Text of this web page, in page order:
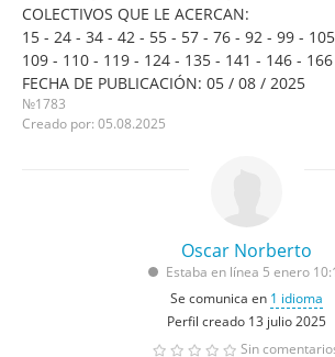
COLECTIVOS QUE LE ACERCAN:
15 - 24 - 34 - 42 - 55 - 57 - 76 - 92 - 99 -
109 - 110 - 119 - 124 - 135 - 141 - 146 -
FECHA DE PUBLICACIÓN: 05 / 08 / 2025
№1783
Creado por: 05.08.2025
Oscar Norberto
Estaba en línea 5 enero
Se comunica en 1 idioma
Perfil creado 13 julio 2025
Sin